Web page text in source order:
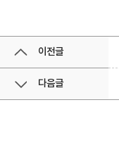
이전글
다음글